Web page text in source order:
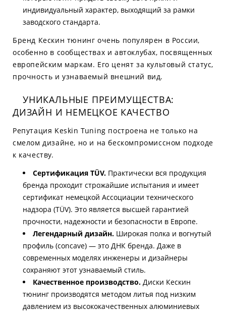
индивидуальный характер, выходящий за рамки
заводского стандарта.
Бренд Кескин тюнинг очень популярен в России,
особенно в сообществах и автоклубах, посвященных
европейским маркам. Его ценят за культовый статус,
прочность и узнаваемый внешний вид.
УНИКАЛЬНЫЕ ПРЕИМУЩЕСТВА:
ДИЗАЙН И НЕМЕЦКОЕ КАЧЕСТВО
Репутация Keskin Tuning построена не только на
смелом дизайне, но и на бескомпромиссном подходе
к качеству.
Сертификация TÜV. Практически вся продукция
бренда проходит строжайшие испытания и имеет
сертификат немецкой Ассоциации технического
надзора (TÜV). Это является высшей гарантией
прочности, надежности и безопасности в Европе.
Легендарный дизайн. Широкая полка и вогнутый
профиль (concave) — это ДНК бренда. Даже в
современных моделях инженеры и дизайнеры
сохраняют этот узнаваемый стиль.
Качественное производство. Диски Кескин
тюнинг производятся методом литья под низким
давлением из высококачественных алюминиевых